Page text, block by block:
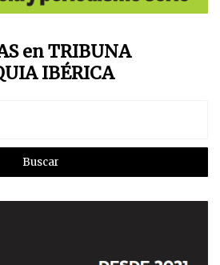
en TRIBUNA
IBÉRICA